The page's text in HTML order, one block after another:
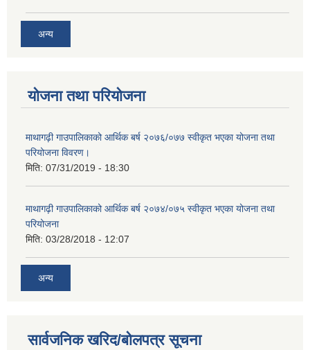
अन्य
योजना तथा परियोजना
माथागढ़ी गाउपालिकाको आर्थिक बर्ष २०७६/०७७ स्वीकृत भएका योजना तथा
परियोजना विवरण।
मिति: 07/31/2019 - 18:30
माथागढ़ी गाउपालिकाको आर्थिक बर्ष २०७४/०७५ स्वीकृत भएका योजना तथा
परियोजना
मिति: 03/28/2018 - 12:07
अन्य
सार्वजनिक खरिद/बोलपत्र सूचना